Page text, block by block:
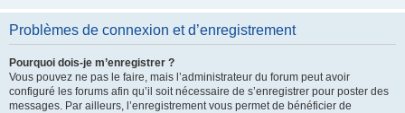
Problèmes de connexion et d’enregistrement
Pourquoi dois-je m’enregistrer ?
Vous pouvez ne pas le faire, mais l’administrateur du forum peut avoir
configuré les forums afin qu’il soit nécessaire de s’enregistrer pour poster des
messages. Par ailleurs, l’enregistrement vous permet de bénéficier de